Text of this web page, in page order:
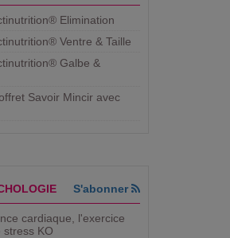
Elimination
Ventre & Taille
Galbe &
Savoir Mincir avec
S'abonner
cardiaque, l'exercice
KO